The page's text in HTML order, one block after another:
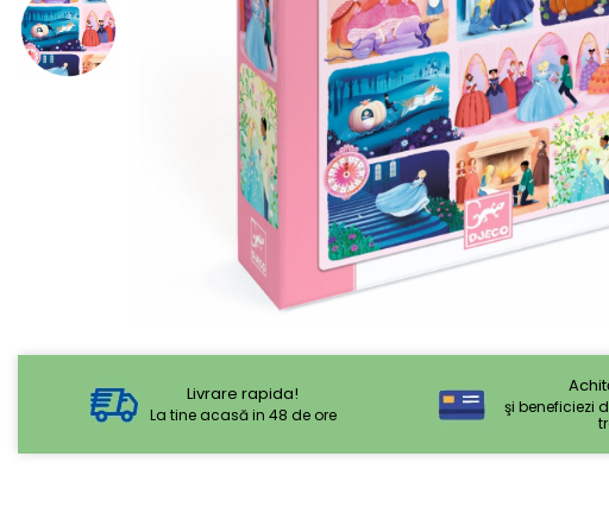
Livrare rapida!
La tine acasă in 48 de ore
şi beneficiezi